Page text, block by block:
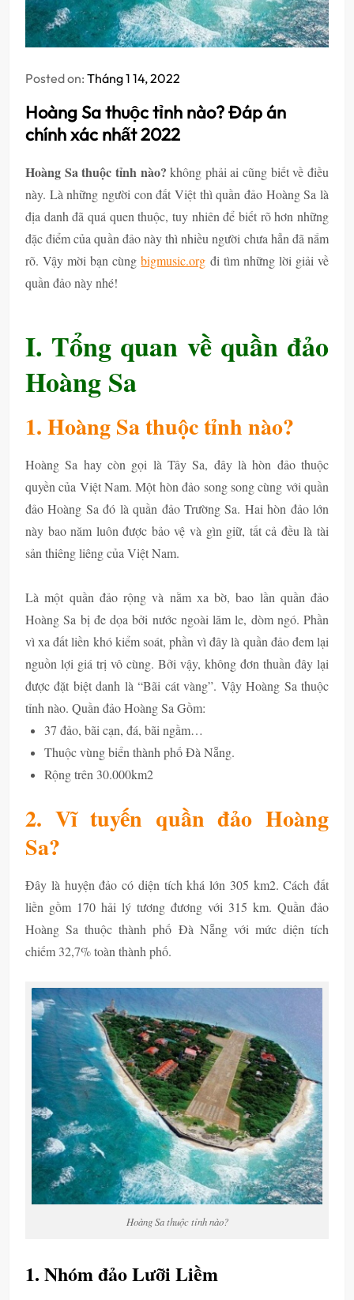
Posted on: Tháng 1 14, 2022
Hoàng Sa thuộc tỉnh nào? Đáp án
chính xác nhất 2022
Hoàng Sa thuộc tỉnh nào? không phải ai cũng biết về điều
này. Là những người con đất Việt thì quần đảo Hoàng Sa là
địa danh đã quá quen thuộc, tuy nhiên để biết rõ hơn những
đặc điểm của quần đảo này thì nhiều người chưa hẳn đã nắm
rõ. Vậy mời bạn cùngbigmusic.org đi tìm những lời giải về
quần đảo này nhé!
I. Tổng quan về quần đảo
Hoàng Sa
1. Hoàng Sa thuộc tỉnh nào?
Hoàng Sa hay còn gọi là Tây Sa, đây là hòn đảo thuộc
quyền của Việt Nam. Một hòn đảo song song cùng với quần
đảo Hoàng Sa đó là quần đảo Trường Sa. Hai hòn đảo lớn
này bao năm luôn được bảo vệ và gìn giữ, tất cả đều là tài
sản thiêng liêng của Việt Nam.
Là một quần đảo rộng và nằm xa bờ, bao lần quần đảo
Hoàng Sa bị đe dọa bởi nước ngoài lăm le, dòm ngó. Phần
vì xa đất liền khó kiểm soát, phần vì đây là quần đảo đem lại
nguồn lợi giá trị vô cùng. Bởi vậy, không đơn thuần đây lại
được đặt biệt danh là “Bãi cát vàng”. Vậy Hoàng Sa thuộc
tỉnh nào. Quần đảo Hoàng Sa Gồm:
37 đảo, bãi cạn, đá, bãi ngầm…
Thuộc vùng biển thành phố Đà Nẵng.
Rộng trên 30.000km2
2. Vĩ tuyến quần đảo Hoàng
Sa?
Đây là huyện đảo có diện tích khá lớn 305 km2. Cách đất
liền gồm 170 hải lý tương đương với 315 km. Quần đảo
Hoàng Sa thuộc thành phố Đà Nẵng với mức diện tích
chiếm 32,7% toàn thành phố.
Hoàng Sa thuộc tỉnh nào?
1. Nhóm đảo Lưỡi Liềm